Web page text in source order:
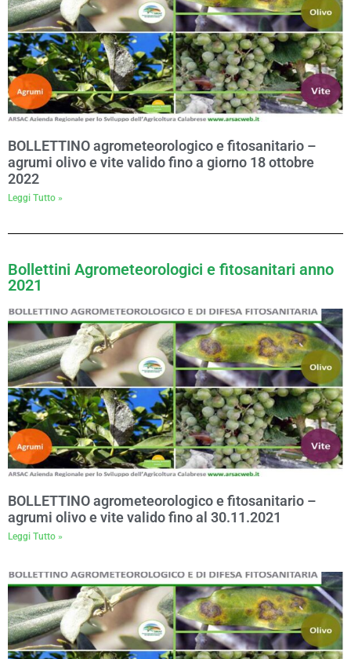
BOLLETTINO agrometeorologico e fitosanitario –
agrumi olivo e vite valido fino a giorno 18 ottobre
2022
Leggi Tutto »
Bollettini Agrometeorologici e fitosanitari anno
2021
BOLLETTINO agrometeorologico e fitosanitario –
agrumi olivo e vite valido fino al 30.11.2021
Leggi Tutto »